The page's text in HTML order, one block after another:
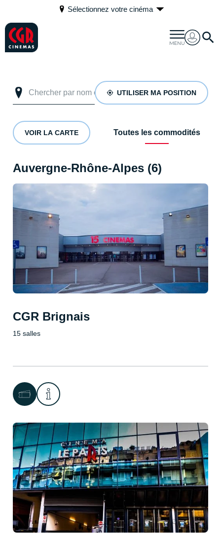
Sélectionnez votre cinéma
UTILISER MA POSITION
VOIR LA CARTE Toutes les commodités
Auvergne-Rhône-Alpes (6)
CGR Brignais
15 salles